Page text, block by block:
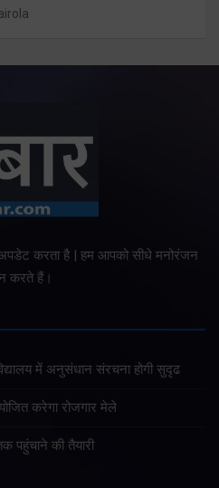
करता है | हम आपको सीधे मनोरंजन
करते हैं।
में अनुसंधान संरचना होगी सुदृढ
करेगा रोजगार मेले
पहुंचाने की तैयारी